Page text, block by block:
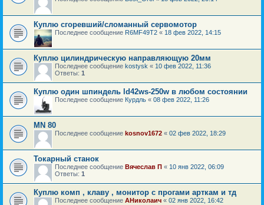
Куплю сгоревший/сломанный сервомотор
Последнее сообщение R6MF49T2 « 18 фев 2022, 14:15
Куплю цилиндрическую направляющую 20мм
Последнее сообщение kostysk « 10 фев 2022, 11:36
Ответы: 1
Куплю один шпиндель ld42ws-250w в любом состоянии
Последнее сообщение Курдль « 08 фев 2022, 11:26
MN 80
Последнее сообщение kosnov1672 « 02 фев 2022, 18:29
Токарный станок
Последнее сообщение Вячеслав П « 10 янв 2022, 06:09
Ответы: 1
Куплю комп , клаву , монитор с прогами арткам и тд
Последнее сообщение АНиколаич « 02 янв 2022, 16:42